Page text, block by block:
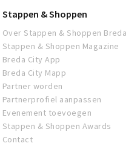
Stappen & Shoppen
Over Stappen & Shoppen Breda
Stappen & Shoppen Magazine
Breda City App
Breda City Mapp
Partner worden
Partnerprofiel aanpassen
Evenement toevoegen
Stappen & Shoppen Awards
Contact